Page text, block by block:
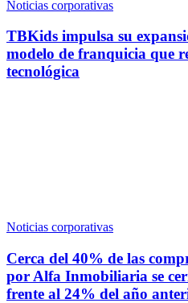
Noticias corporativas
TBKids impulsa su
modelo de franquicia que
tecnológica
Noticias corporativas
Cerca del 40% de las
por Alfa Inmobiliaria se
frente al 24% del año